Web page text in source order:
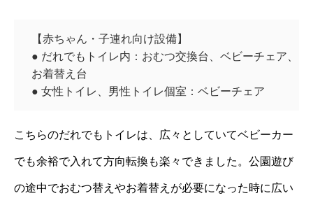
【赤ちゃん・子連れ向け設備】
● だれでもトイレ内：おむつ交換台、ベビーチェア、
お着替え台
● 女性トイレ、男性トイレ個室：ベビーチェア
こちらのだれでもトイレは、広々としていてベビーカー
でも余裕で入れて方向転換も楽々できました。公園遊び
の途中でおむつ替えやお着替えが必要になった時に広い